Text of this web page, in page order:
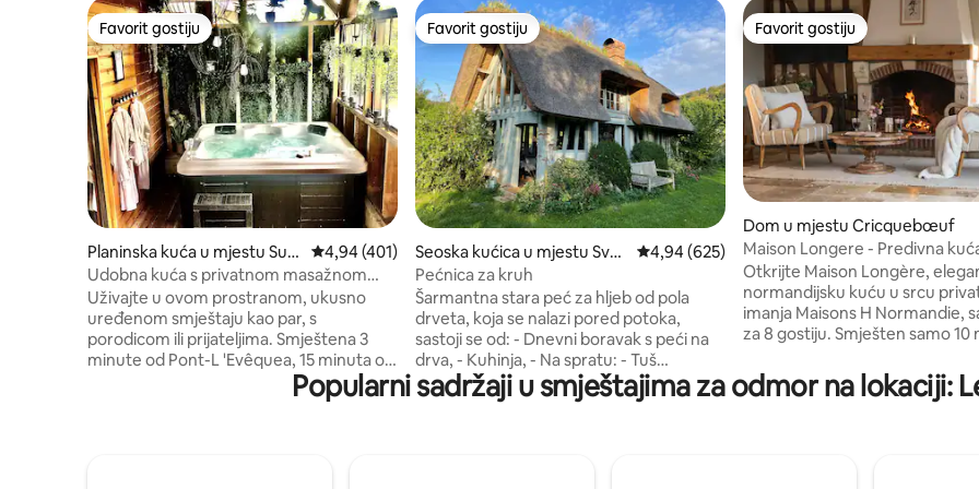
Favorit gostiju
Favorit gostiju
Planinska kuća u mjestu Surv
ille
Prosječna ocjena: 4,94 od 5, recenzija: 401
4,94 (401)
Udobna kuća s privatnom masažnom
kadom, južna terasa
Uživajte u ovom prostranom, ukusno
uređenom smještaju kao par, s
porodicom ili prijateljima. Smještena 3
minute od Pont-L 'Evêquea, 15 minuta od
Deauvillea, Trouvillea i Honfleura, ova
svijetla seoska kućica nudi direktan i
Favorit gostiju
Favorit gostiju
Seoska kućica u mjestu Svet
i Vandril Ranson
Prosječna ocjena: 4,94 od 5, recenzija: 625
4,94 (625)
Pećnica za kruh
Šarmantna stara peć za hljeb od pola
drveta, koja se nalazi pored potoka,
sastoji se od: - Dnevni boravak s peći na
drva, - Kuhinja, - Na spratu: - Tuš
kabina/WC dostupan mlinskim ljestvama
(pogledajte fotografije), - Spavaća soba s
Favorit gostiju
Favorit gostiju
Dom u mjestu Cricquebœuf
Maison Longere - Predivna
Deauvillea
Otkrijte Maison Longère,
normandijsku kuću u srcu
imanja Maisons H Normandie,
za 8 gostiju. Smješten samo 10
smještaj s 4 spavaće sobe i 4
spaja modernu udobnost s
septembra), igraonicu (stolni
Popularni sadržaji u smještajima za odmor na lokaciji: